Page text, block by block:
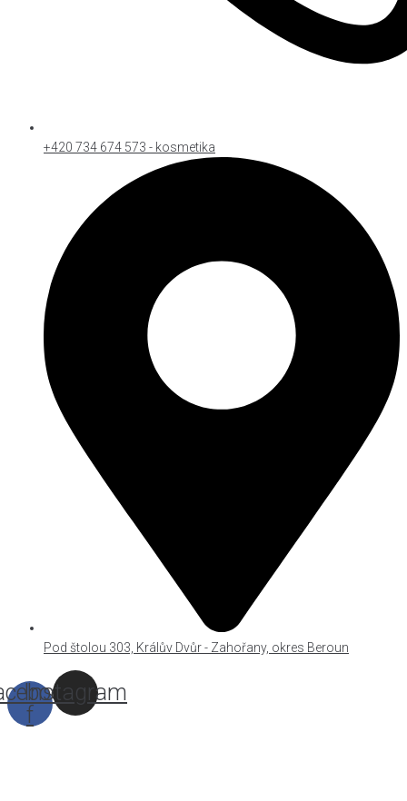
+420 734 674 573 - kosmetika
Pod štolou 303, Králův Dvůr - Zahořany, okres Beroun
f
Instagram